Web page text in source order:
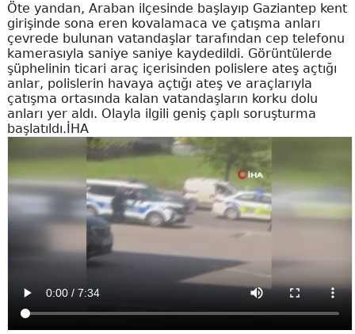
Öte yandan, Araban ilçesinde başlayıp Gaziantep kent
girişinde sona eren kovalamaca ve çatışma anları
çevrede bulunan vatandaşlar tarafından cep telefonu
kamerasıyla saniye saniye kaydedildi. Görüntülerde
şüphelinin ticari araç içerisinden polislere ateş açtığı
anlar, polislerin havaya açtığı ateş ve araçlarıyla
çatışma ortasında kalan vatandaşların korku dolu
anları yer aldı. Olayla ilgili geniş çaplı soruşturma
başlatıldı.İHA